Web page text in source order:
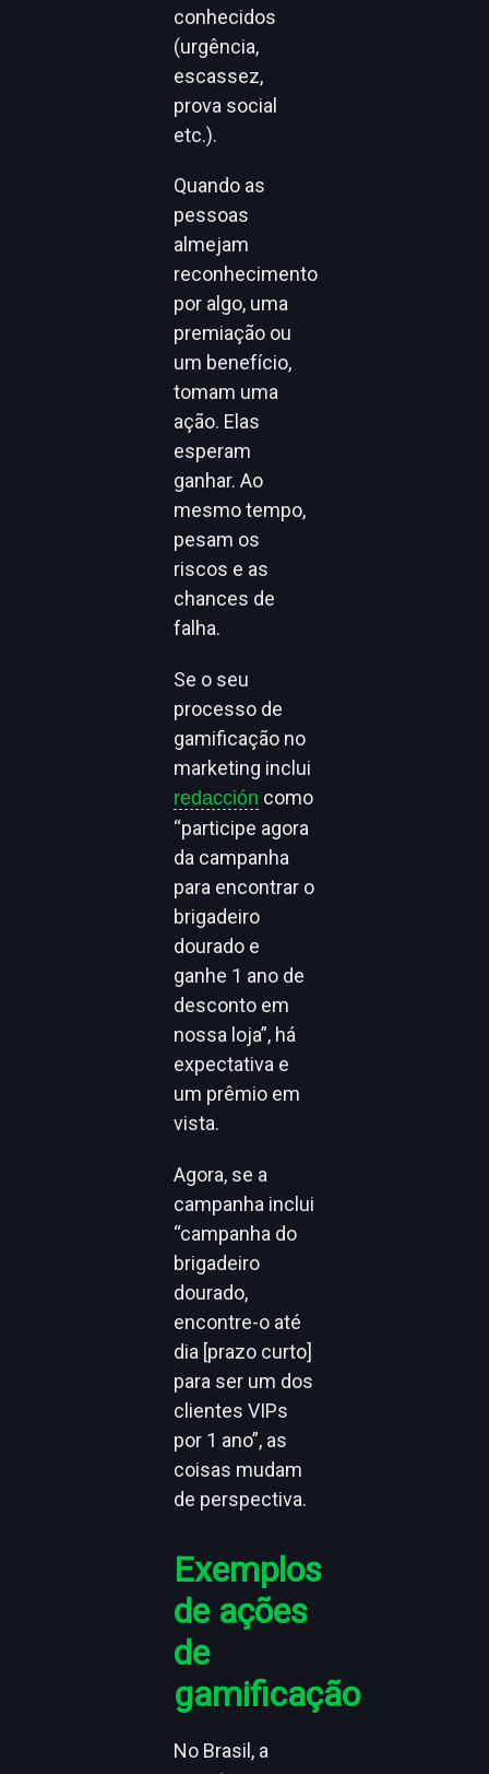
conhecidos
(urgência,
escassez,
prova social
etc.).
Quando as
pessoas
almejam
reconhecimento
por algo, uma
premiação ou
um benefício,
tomam uma
ação. Elas
esperam
ganhar. Ao
mesmo tempo,
pesam os
riscos e as
chances de
falha.
Se o seu
processo de
gamificação no
marketing inclui
redacción como
“participe agora
da campanha
para encontrar o
brigadeiro
dourado e
ganhe 1 ano de
desconto em
nossa loja”, há
expectativa e
um prêmio em
vista.
Agora, se a
campanha inclui
“campanha do
brigadeiro
dourado,
encontre-o até
dia [prazo curto]
para ser um dos
clientes VIPs
por 1 ano”, as
coisas mudam
de perspectiva.
Exemplos
de ações
de
gamificação
No Brasil, a